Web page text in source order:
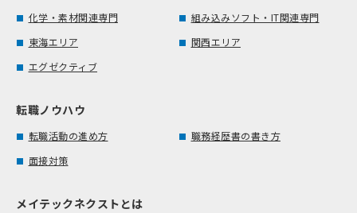
化学・素材関連専門
組み込みソフト・IT関連専門
東海エリア
関西エリア
エグゼクティブ
転職ノウハウ
転職活動の進め方
職務経歴書の書き方
面接対策
メイテックネクストとは